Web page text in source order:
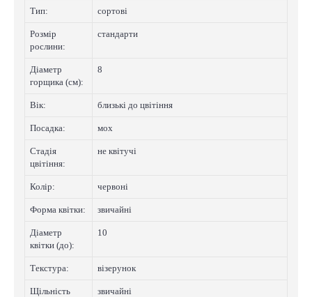
Тип: сортові
Розмір
рослини:
стандарти
Діаметр
горщика (см):
8
Вік: близькі до цвітіння
Посадка: мох
Стадія
цвітіння:
не квітучі
Колip: червоні
Форма квітки: звичайні
Діаметр
квітки (до):
10
Текстура: візерунок
Щільність
звичайні